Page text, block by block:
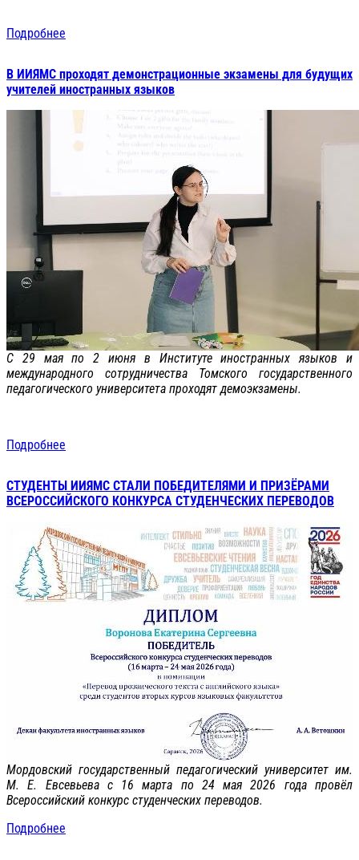
Подробнее
В ИИЯМС проходят демонстрационные экзамены для будущих
учителей иностранных языков
С 29 мая по 2 июня в Институте иностранных языков и
международного сотрудничества Томского государственного
педагогического университета проходят демоэкзамены.
Подробнее
СТУДЕНТЫ ИИЯМС СТАЛИ ПОБЕДИТЕЛЯМИ И ПРИЗЁРАМИ
ВСЕРОССИЙСКОГО КОНКУРСА СТУДЕНЧЕСКИХ ПЕРЕВОДОВ
Мордовский государственный педагогический университет им.
М. Е. Евсевьева с 16 марта по 24 мая 2026 года провёл
Всероссийский конкурс студенческих переводов.
Подробнее